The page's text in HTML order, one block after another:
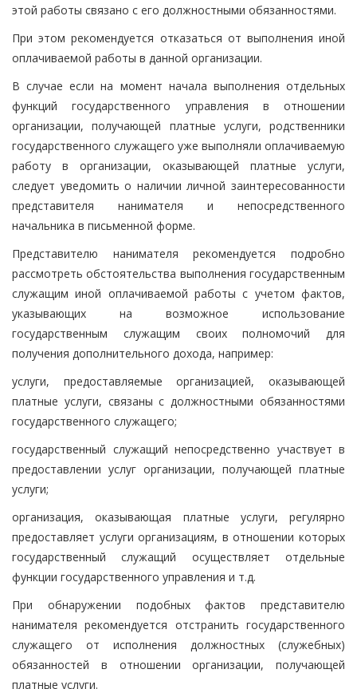
этой работы связано с его должностными обязанностями.
При этом рекомендуется отказаться от выполнения иной
оплачиваемой работы в данной организации.
В случае если на момент начала выполнения отдельных
функций государственного управления в отношении
организации, получающей платные услуги, родственники
государственного служащего уже выполняли оплачиваемую
работу в организации, оказывающей платные услуги,
следует уведомить о наличии личной заинтересованности
представителя нанимателя и непосредственного
начальника в письменной форме.
Представителю нанимателя рекомендуется подробно
рассмотреть обстоятельства выполнения государственным
служащим иной оплачиваемой работы с учетом фактов,
указывающих на возможное использование
государственным служащим своих полномочий для
получения дополнительного дохода, например:
услуги, предоставляемые организацией, оказывающей
платные услуги, связаны с должностными обязанностями
государственного служащего;
государственный служащий непосредственно участвует в
предоставлении услуг организации, получающей платные
услуги;
организация, оказывающая платные услуги, регулярно
предоставляет услуги организациям, в отношении которых
государственный служащий осуществляет отдельные
функции государственного управления и т.д.
При обнаружении подобных фактов представителю
нанимателя рекомендуется отстранить государственного
служащего от исполнения должностных (служебных)
обязанностей в отношении организации, получающей
платные услуги.